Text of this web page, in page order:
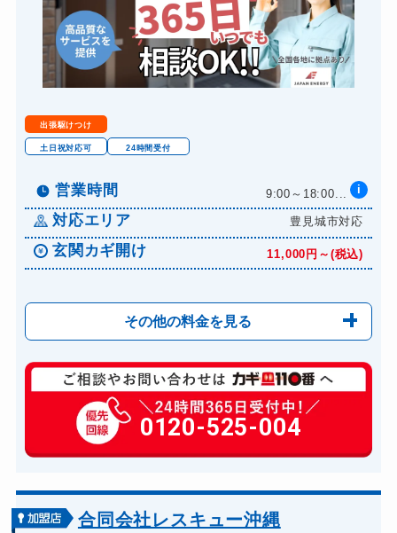
金庫カギ開け 14,300円～(税込)
ロッカーカギ開け 8,800円～(税込)
ドアノブカギ開け 10,780円～(税込)
出張駆けつけ
土日祝対応可 24時間受付
営業時間 9:00～18:00... i
対応エリア 豊見城市対応
玄関カギ開け 11,000円～(税込)
その他の料金を見る
玄関カギ修理 6,600円～(税込)
玄関カギ作成 14,300円～(税込)
玄関カギ交換 14,300円～(税込)
バイクカギ開け 13,200円～(税込)
0120-525-004
合同会社レスキュー沖縄